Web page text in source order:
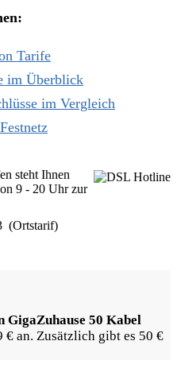
Tarife
im Überblick
im Vergleich
steht Ihnen
9 - 20 Uhr zur
(Ortstarif)
GigaZuhause 50 Kabel
an. Zusätzlich gibt es 50 €